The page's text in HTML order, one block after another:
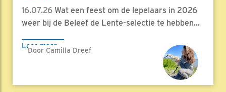
16.07.26 Wat een feest om de lepelaars in 2026
weer bij de Beleef de Lente-selectie te hebben...
Lees meer
Door Camilla Dreef